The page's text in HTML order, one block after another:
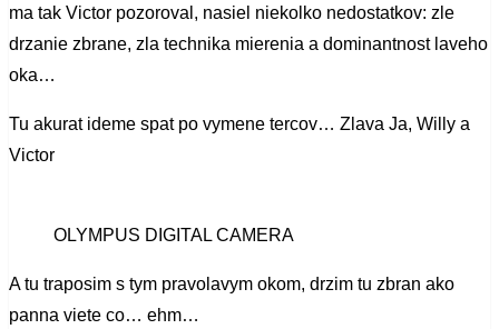
ma tak Victor pozoroval, nasiel niekolko nedostatkov: zle
drzanie zbrane, zla technika mierenia a dominantnost laveho
oka…
Tu akurat ideme spat po vymene tercov… Zlava Ja, Willy a
Victor
OLYMPUS DIGITAL CAMERA
A tu traposim s tym pravolavym okom, drzim tu zbran ako
panna viete co… ehm…